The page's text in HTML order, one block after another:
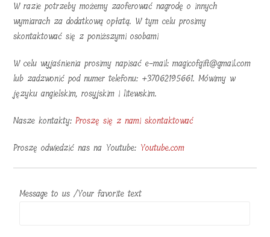
W razie potrzeby możemy zaoferować nagrodę o innych
wymiarach za dodatkową opłatą. W tym celu prosimy
skontaktować się z poniższymi osobami
W celu wyjaśnienia prosimy napisać e-mail: magicofgift@gmail.com
lub zadzwonić pod numer telefonu: +37062195661. Mówimy w
języku angielskim, rosyjskim i litewskim.
Nasze kontakty:Proszę się z nami skontaktować
Proszę odwiedzić nas na Youtube: Youtube.com
Message to us /Your favorite text